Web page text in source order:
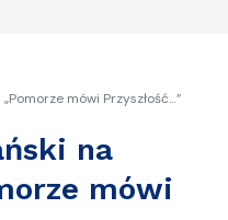
mówi Przyszłość…”
na
mówi